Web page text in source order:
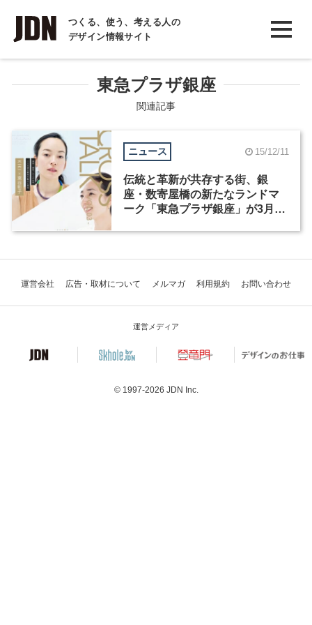
つくる、使う、考える人の
デザイン情報サイト
INTERVIEW
インタビュー
REPORT
COLUMN
コラム
東急プラザ銀座
関連記事
ニュース 15/12/11
伝統と革新が共存する街、銀
座・数寄屋橋の新たなランドマ
ーク「東急プラザ銀座」が3月31
運営会社 広告・取材について メルマガ 利用規約 お問い合わせ
運営メディア
© 1997-2026 JDN Inc.